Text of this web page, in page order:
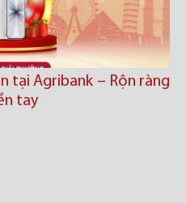
tại Agribank – Rộn ràng
tay